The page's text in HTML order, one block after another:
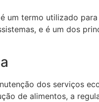
termo utilizado
e é um dos
dos serviços
de alimentos, a